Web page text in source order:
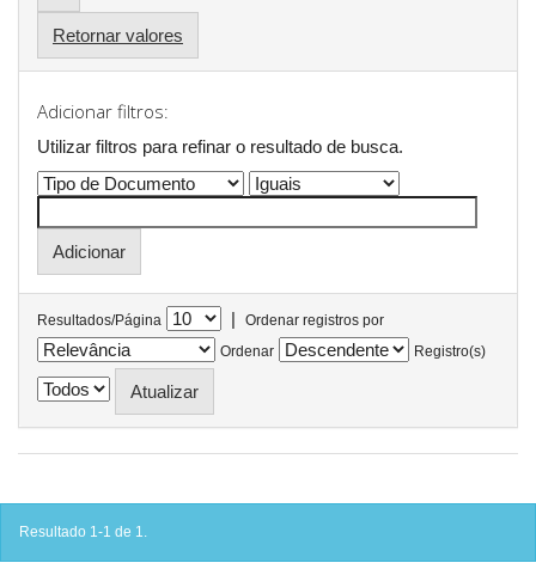
Retornar valores
Adicionar filtros:
Utilizar filtros para refinar o resultado de busca.
Resultados/Página |
Ordenar registros por
Ordenar
Registro(s)
Resultado 1-1 de 1.